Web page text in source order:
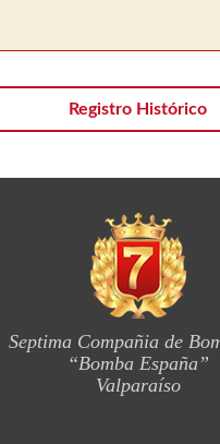
Registro Histórico
Septima Compañia de
“Bomba España”
Valparaíso